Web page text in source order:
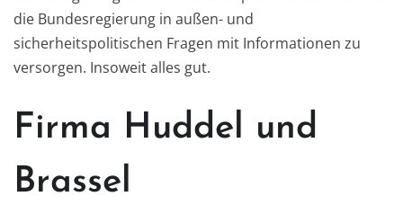
die Bundesregierung in außen- und
sicherheitspolitischen Fragen mit Informationen zu
versorgen. Insoweit alles gut.
Firma Huddel und
Brassel